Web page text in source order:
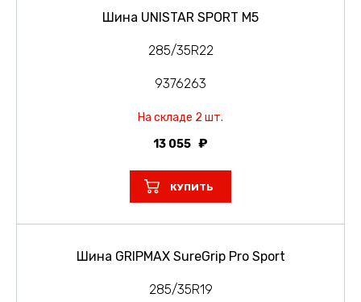
Шина UNISTAR SPORT M5
285/35R22
9376263
На складе 2 шт.
13 055
КУПИТЬ
Шина GRIPMAX SureGrip Pro Sport
285/35R19